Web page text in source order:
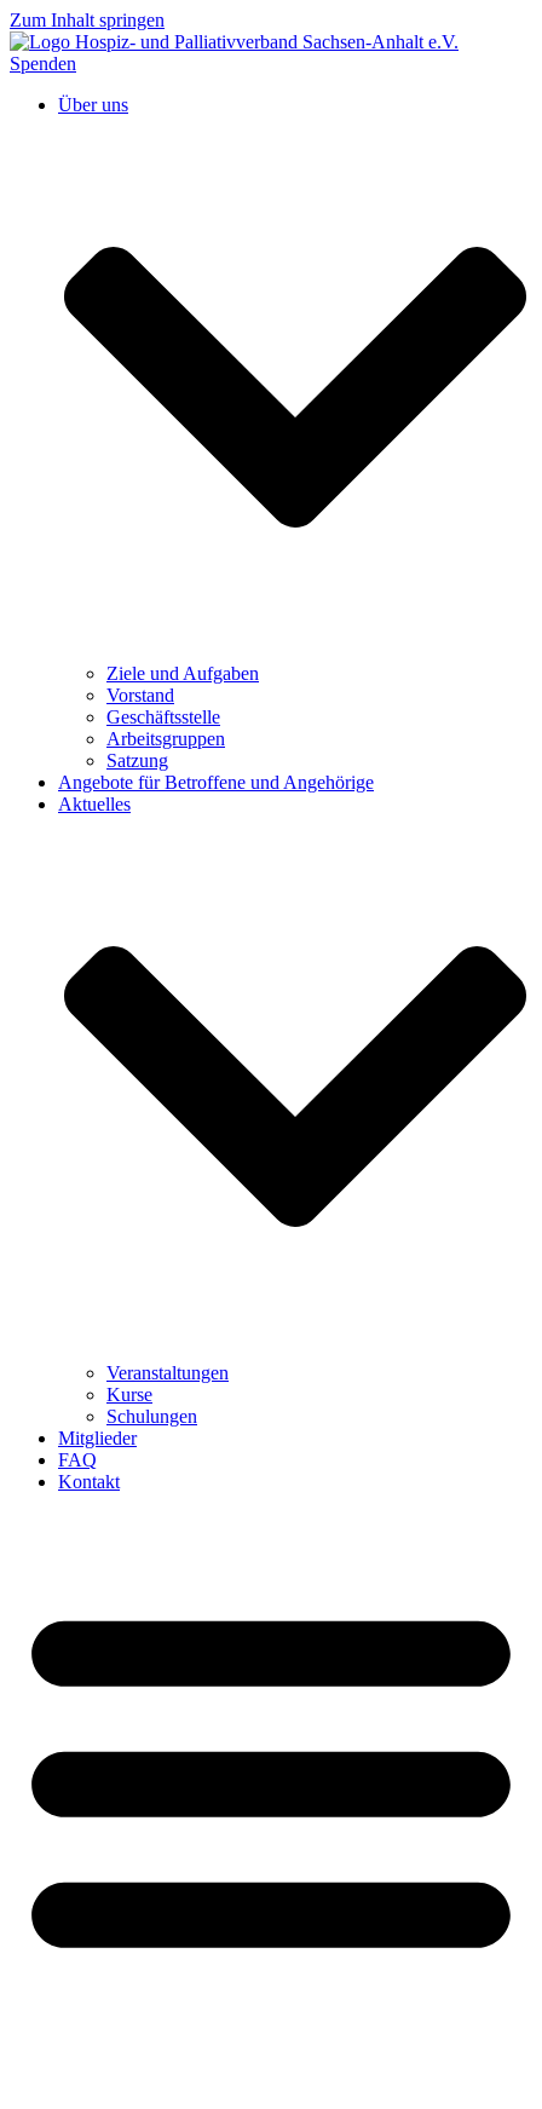
Zum Inhalt springen
Spenden
Über uns
Ziele und Aufgaben
Vorstand
Geschäftsstelle
Arbeitsgruppen
Satzung
Angebote für Betroffene und Angehörige
Aktuelles
Veranstaltungen
Kurse
Schulungen
Mitglieder
FAQ
Kontakt